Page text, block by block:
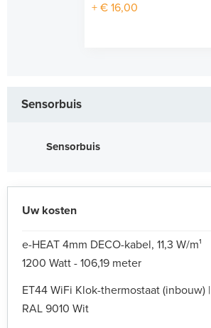
+ € 16,00
Sensorbuis
Sensorbuis
Uw kosten
e-HEAT 4mm DECO-kabel, 11,3 W/m¹
1200 Watt - 106,19 meter
ET44 WiFi Klok-thermostaat (inbouw) |
RAL 9010 Wit